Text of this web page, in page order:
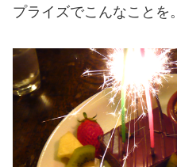
プライズでこんなことを。